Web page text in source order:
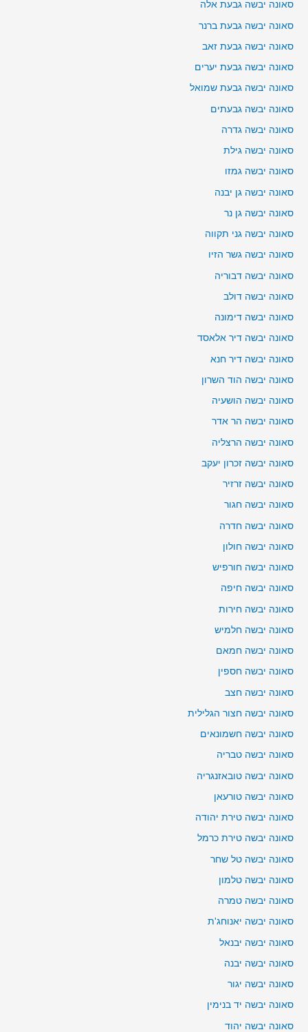
סאונה יבשה גבעת אלה
סאונה יבשה גבעת ברנר
סאונה יבשה גבעת זאב
סאונה יבשה גבעת יערים
סאונה יבשה גבעת שמואל
סאונה יבשה גבעתים
סאונה יבשה גדרה
סאונה יבשה גילת
סאונה יבשה גמזו
סאונה יבשה גן יבנה
סאונה יבשה גן נר
סאונה יבשה גני תקווה
סאונה יבשה גשר הזיו
סאונה יבשה דבוריה
סאונה יבשה דולב
סאונה יבשה דימונה
סאונה יבשה דיר אלאסד
סאונה יבשה דיר חנא
סאונה יבשה הוד השרון
סאונה יבשה הושעיה
סאונה יבשה הר אדר
סאונה יבשה הרצליה
סאונה יבשה זכרון יעקב
סאונה יבשה זרזיר
סאונה יבשה חגור
סאונה יבשה חדרה
סאונה יבשה חולון
סאונה יבשה חורפיש
סאונה יבשה חיפה
סאונה יבשה חירות
סאונה יבשה חלמיש
סאונה יבשה חמאם
סאונה יבשה חספין
סאונה יבשה חצב
סאונה יבשה חצור הגלילית
סאונה יבשה חשמונאים
סאונה יבשה טבריה
סאונה יבשה טובאזנגריה
סאונה יבשה טורעאן
סאונה יבשה טירת יהודה
סאונה יבשה טירת כרמל
סאונה יבשה טל שחר
סאונה יבשה טלמון
סאונה יבשה טמרה
סאונה יבשה יאנוחג'ת
סאונה יבשה יבנאל
סאונה יבשה יבנה
סאונה יבשה יגור
סאונה יבשה יד בנימין
סאונה יבשה יהוד